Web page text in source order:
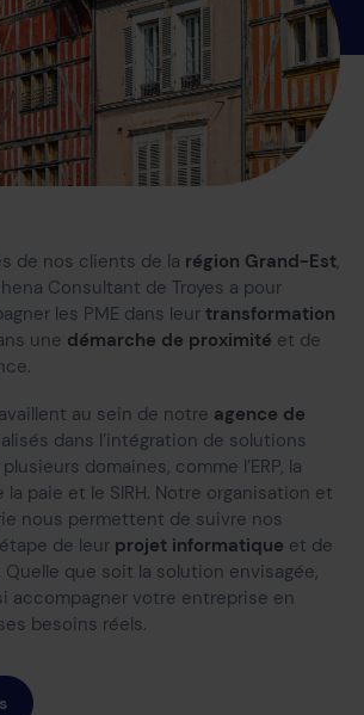
de nos clients de la région Grand-Est,
Consultant de Troyes a pour
les PME dans leur transformation
une démarche de proximité et de
au sein de notre agence de
dans l’intégration de solutions
domaines, comme l’ERP, la
paie et le SIRH. Notre organisation et
nous permettent de suivre nos
de leur projet informatique et de
que soit la solution envisagée,
accompagner votre entreprise en
besoins réels.